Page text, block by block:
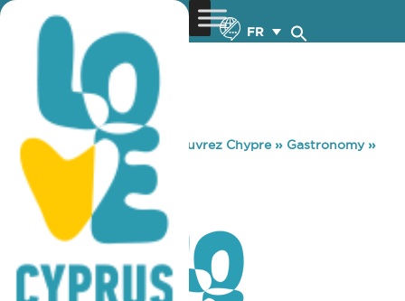
FR
You are here:Home »Découvrez Chypre» Gastronomy»
MEAT BAR
MEAT BAR